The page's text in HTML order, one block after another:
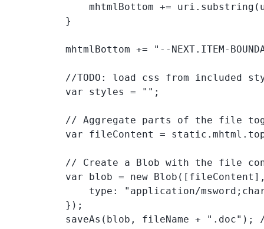
mhtmlBottom +=
          }
mhtmlBottom += "--NEXT.ITEM-
//TODO: load css from included
          var styles = "";
// Aggregate parts of the file
var fileContent =
// Create a Blob with the file
var blob = new
type: "application/
          });
saveAs(blob, fileName + ".doc"); //